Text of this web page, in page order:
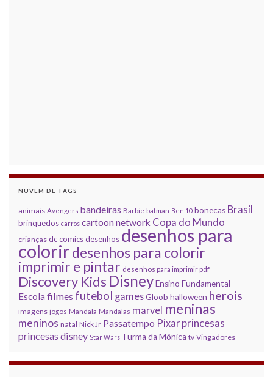
NUVEM DE TAGS
animais Avengers bandeiras Barbie batman Ben 10 bonecas Brasil
brinquedos carros cartoon network Copa do Mundo
crianças dc comicsdesenhos desenhos para
colorirdesenhos para colorir
imprimir e pintar desenhos para imprimir pdf
Discovery Kids DisneyEnsino Fundamental
Escola filmes futebol gamesGloob halloween herois
imagens jogos Mandala Mandalas marvel meninas
meninos natal Nick Jr Passatempo Pixar princesas
princesas disney Star Wars Turma da Mônica tv Vingadores